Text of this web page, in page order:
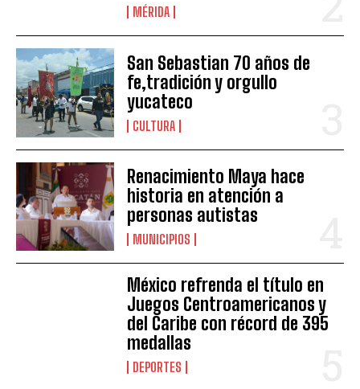
MÉRIDA
San Sebastian 70 años de
fe,tradición y orgullo
yucateco
CULTURA
Renacimiento Maya hace
historia en atención a
personas autistas
MUNICIPIOS
México refrenda el título en
Juegos Centroamericanos y
del Caribe con récord de 395
medallas
DEPORTES